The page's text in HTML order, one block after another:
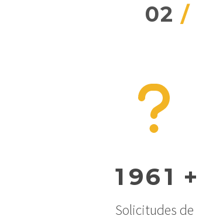
02 /
1 961 +
Solicitudes de